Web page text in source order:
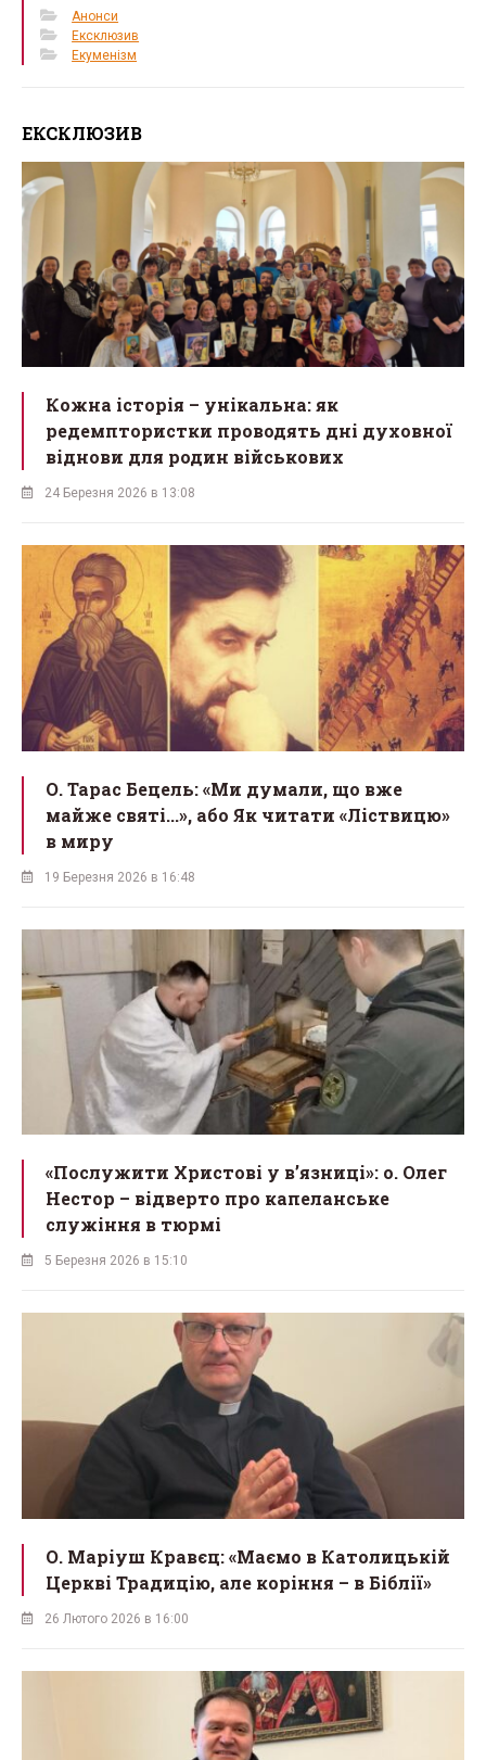
Анонси
Ексклюзив
Екуменізм
ЕКСКЛЮЗИВ
Кожна історія – унікальна: як
редемптористки проводять дні духовної
віднови для родин військових
24 Березня 2026 в 13:08
О. Тарас Бецель: «Ми думали, що вже
майже святі...», або Як читати «Ліствицю»
в миру
19 Березня 2026 в 16:48
«Послужити Христові у вʼязниці»: о. Олег
Нестор – відверто про капеланське
служіння в тюрмі
5 Березня 2026 в 15:10
О. Маріуш Кравєц: «Маємо в Католицькій
Церкві Традицію, але коріння – в Біблії»
26 Лютого 2026 в 16:00